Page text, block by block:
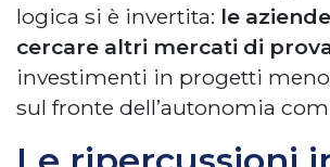
logica si è invertita: le
cercare altri mercati di
investimenti in progetti
sul fronte dell’autonomia